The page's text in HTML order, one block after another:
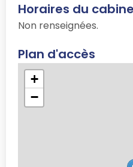
Horaires du
Non renseignées.
Plan d'accès
+
−